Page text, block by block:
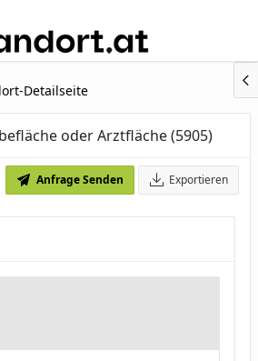
Detailseite
oder Arztfläche (5905)
Anfrage Senden Exportieren